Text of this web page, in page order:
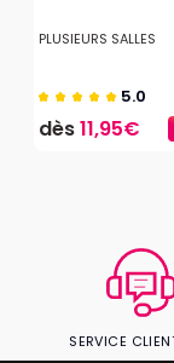
PLUSIEURS SALLES
5.0
dès11,95€
SERVICE